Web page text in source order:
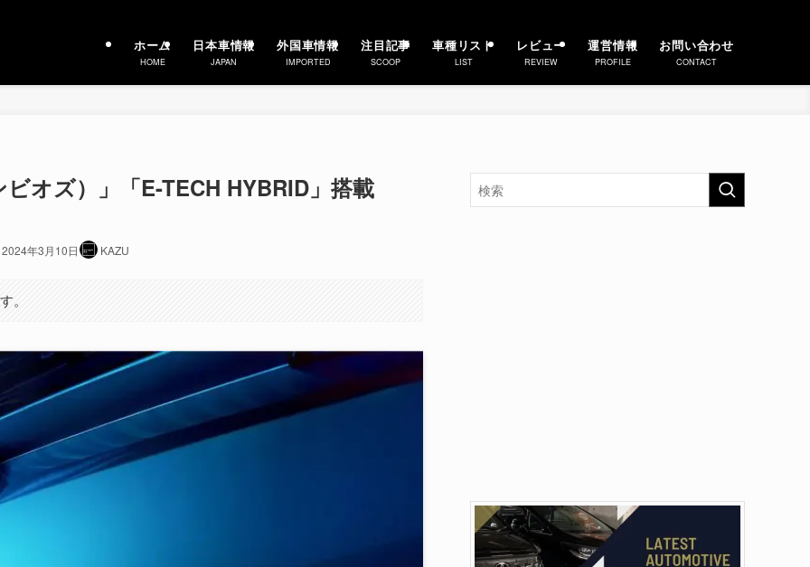
ホーム
HOME
日本車情報
JAPAN
外国車情報
IMPORTED
注目記事
SCOOP
車種リスト
LIST
レビュー
REVIEW
運営情報
PROFILE
お問い合わせ
CONTACT
オズ）」「E-TECH HYBRID」搭載
2024年3月10日 KAZU
。